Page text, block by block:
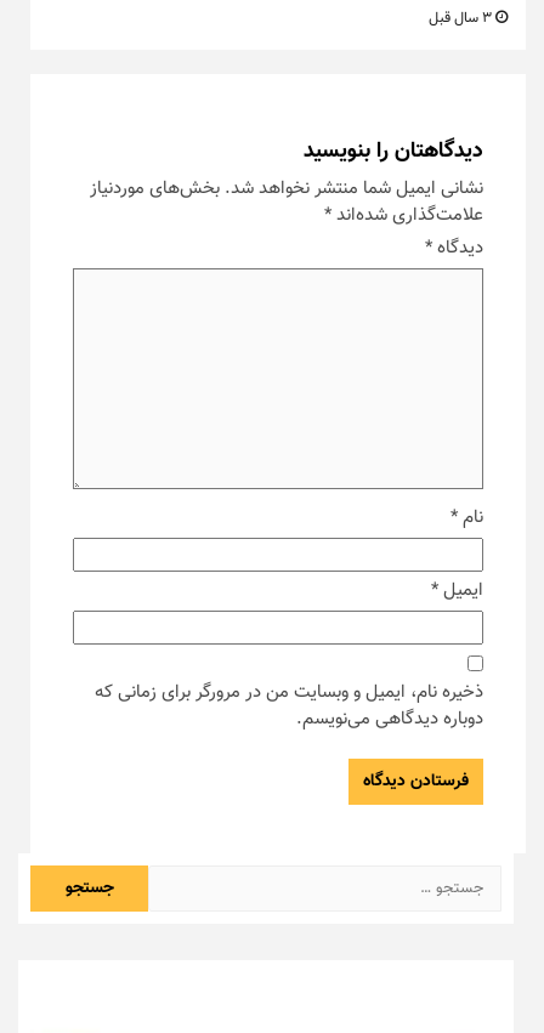
دیدگاهتان را بنویسید
نشانی ایمیل شما منتشر نخواهد شد. بخش‌های موردنیاز
علامت‌گذاری شده‌اند*
دیدگاه*
نام*
ایمیل*
ذخیره نام، ایمیل و وبسایت من در مرورگر برای زمانی که
دوباره دیدگاهی می‌نویسم.
جستجو
برای: